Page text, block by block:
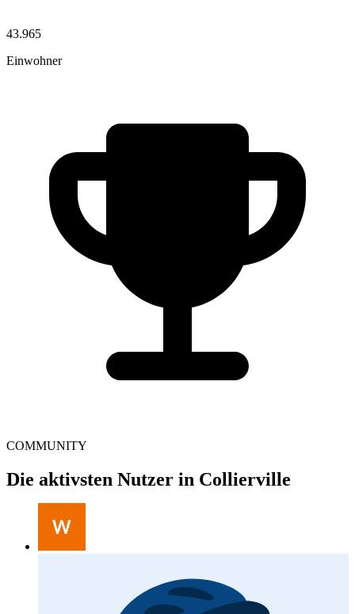
43.965
Einwohner
COMMUNITY
Die aktivsten Nutzer in Collierville